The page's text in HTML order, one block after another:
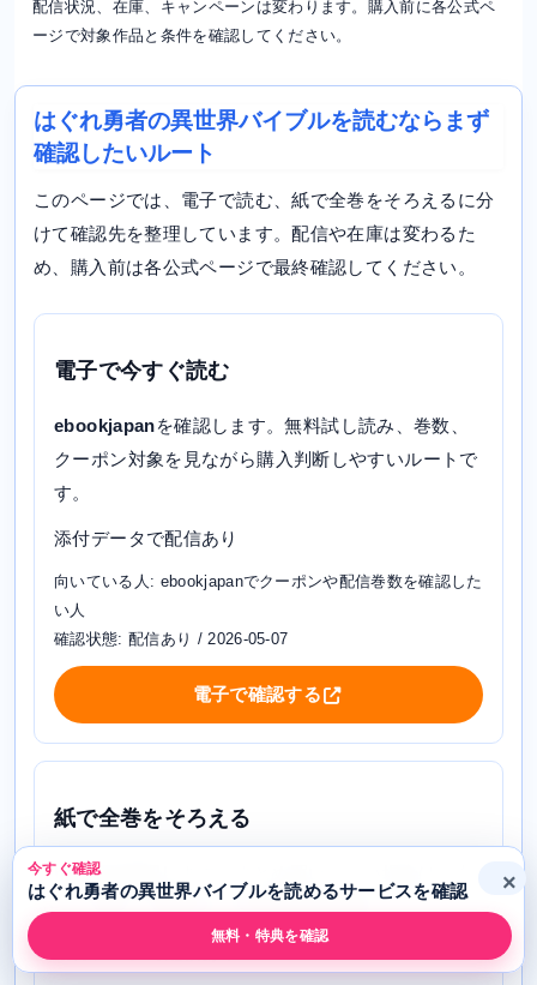
配信状況、在庫、キャンペーンは変わります。購入前に各公式ペ
ージで対象作品と条件を確認してください。
はぐれ勇者の異世界バイブルを読むならまず
確認したいルート
このページでは、電子で読む、紙で全巻をそろえるに分
けて確認先を整理しています。配信や在庫は変わるた
め、購入前は各公式ページで最終確認してください。
電子で今すぐ読む
ebookjapanを確認します。無料試し読み、巻数、
クーポン対象を見ながら購入判断しやすいルートで
す。
添付データで配信あり
向いている人: ebookjapanでクーポンや配信巻数を確認した
い人
確認状態: 配信あり / 2026-05-07
電子で確認する
紙で全巻をそろえる
honto
庫、巻数、送料込みの支払総額を確認します。
今すぐ確認
はぐれ勇者の異世界バイブルを読めるサービスを確認
無料・特典を確認
×